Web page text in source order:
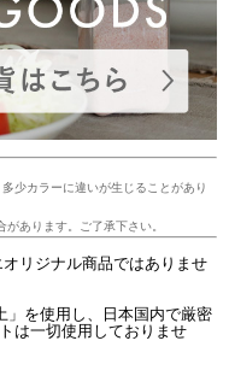
少カラーに違いが生じることがあり
あります。ご了承下さい。
リジナル商品ではありませ
」を使用し、日本国内で厳密
は一切使用しておりませ